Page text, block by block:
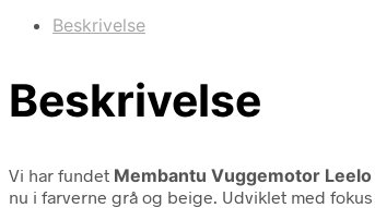
Beskrivelse
Beskrivelse
Vi har fundet Membantu Vuggemotor Leelo
nu i farverne grå og beige. Udviklet med